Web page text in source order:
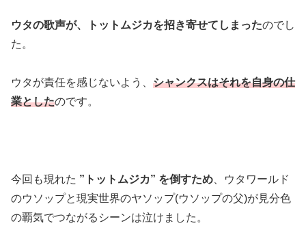
ウタの歌声が、トットムジカを招き寄せてしまったのでし
た。
ウタが責任を感じないよう、 シャンクスはそれを自身の仕
業としたのです。
今回も現れた ”トットムジカ” を倒すため 、ウタワールド
のウソップと現実世界のヤソップ(ウソップの父)が見分色
の覇気でつながるシーンは泣けました。